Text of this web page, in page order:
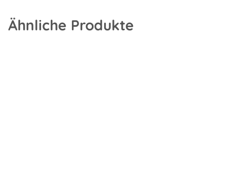
Ähnliche Produkte